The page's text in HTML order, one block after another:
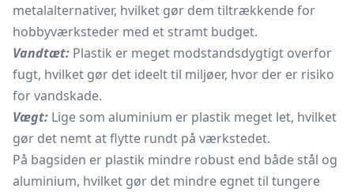
metalalternativer, hvilket gør dem tiltrækkende for
hobbyværksteder med et stramt budget.
Vandtæt: Plastik er meget modstandsdygtigt overfor
fugt, hvilket gør det ideelt til miljøer, hvor der er risiko
for vandskade.
Vægt: Lige som aluminium er plastik meget let, hvilket
gør det nemt at flytte rundt på værkstedet.
På bagsiden er plastik mindre robust end både stål og
aluminium, hvilket gør det mindre egnet til tungere